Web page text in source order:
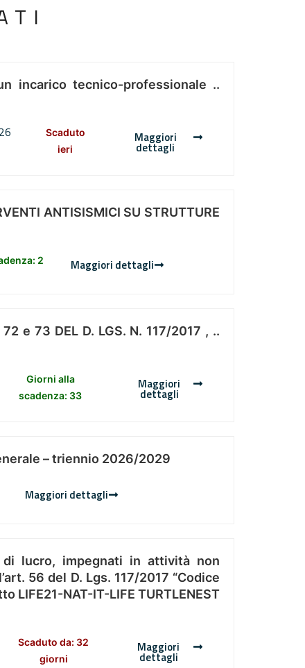
incarico tecnico-professionale ..
Scaduto
ieri
Maggiori
dettagli
ANTISISMICI SU STRUTTURE
2 Maggiori dettagli
72 e 73 DEL D. LGS. N. 117/2017 , ..
Giorni alla
scadenza: 33
Maggiori
dettagli
– triennio 2026/2029
Maggiori dettagli
lucro, impegnati in attività non
56 del D. Lgs. 117/2017 “Codice
NAT-IT-LIFE TURTLENEST
Scaduto da: 32
giorni
Maggiori
dettagli